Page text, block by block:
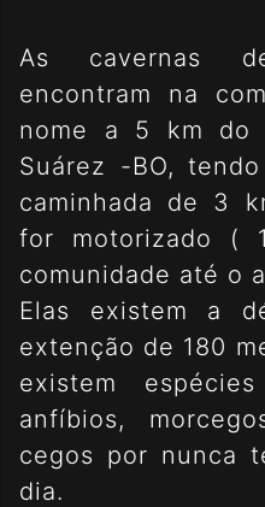
As cavernas
encontram na
nome a 5 km do
Suárez -BO,
caminhada de 3
for motorizado (
comunidade até o
Elas existem a
extenção de 180
existem
anfíbios,
cegos por nunca
dia.